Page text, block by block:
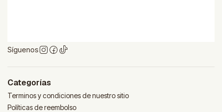
Síguenos
Categorías
Terminos y condiciones de nuestro sitio
Políticas de reembolso